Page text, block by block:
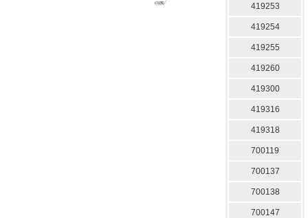
419253
419254
419255
419260
419300
419316
419318
700119
700137
700138
700147